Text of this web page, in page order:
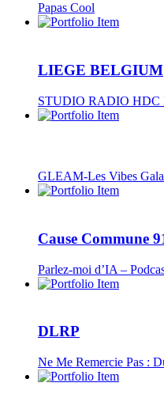
Papas Cool
LIEGE BELGIUM
STUDIO RADIO
GLEAM-Les Vibes
Cause Commune
Parlez-moi d’IA –
DLRP
Ne Me Remercie Pas :